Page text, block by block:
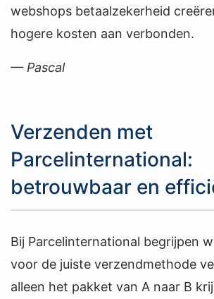
webshops betaalzekerheid
hogere kosten aan verbonden.
— Pascal
Verzenden met
Parcelinternational:
betrouwbaar en
Bij Parcelinternational begrijpen
voor de juiste verzendmethode
alleen het pakket van A naar B